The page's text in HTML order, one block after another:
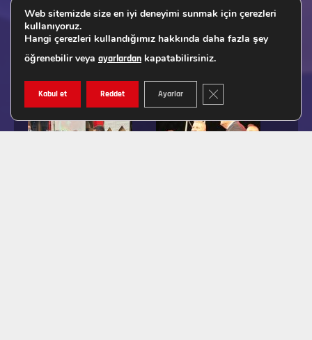
Web sitemizde size en iyi deneyimi sunmak için çerezleri
kullanıyoruz.
Hangi çerezleri kullandığımız hakkında daha fazla şey
öğrenebilir veya ayarlardan kapatabilirsiniz.
Kabul et Reddet Ayarlar GDPR ÇEREZ ŞERIDINI